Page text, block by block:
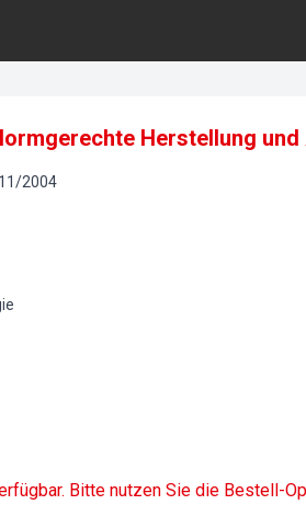
Herstellung
11/2004
Bitte nutzen Sie die Bestell-